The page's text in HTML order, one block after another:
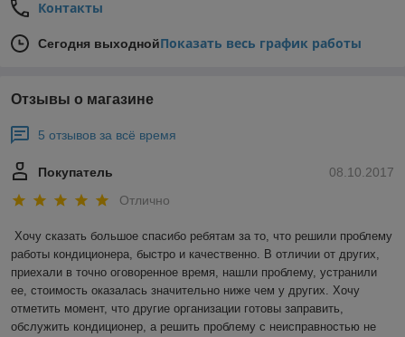
Контакты
Сегодня выходнойПоказать весь график работы
Отзывы о магазине
5 отзывов за всё время
08.10.2017
Покупатель
Отлично
Хочу сказать большое спасибо ребятам за то, что решили проблему
работы кондиционера, быстро и качественно. В отличии от других,
приехали в точно оговоренное время, нашли проблему, устранили
ее, стоимость оказалась значительно ниже чем у других. Хочу
отметить момент, что другие организации готовы заправить,
обслужить кондиционер, а решить проблему с неисправностью не